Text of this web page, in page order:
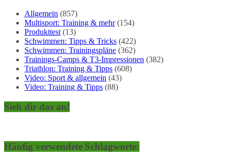
Allgemein (857)
Multisport: Training & mehr(154)
Produkttest(13)
Schwimmen: Tipps & Tricks (422)
Schwimmen: Trainingspläne (362)
Trainings-Camps & T3-Impressionen (382)
Triathlon: Training & Tipps (608)
Video: Sport & allgemein (43)
Video: Training & Tipps (88)
Sieh dir das an!
Häufig verwendete Schlagworte: